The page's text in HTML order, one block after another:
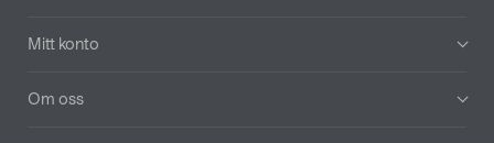
Mitt konto
Om oss